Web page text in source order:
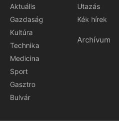
Aktuális
Gazdaság
Kultúra
Technika
Medicina
Sport
Gasztro
Bulvár
Utazás
Kék hírek
Archívum